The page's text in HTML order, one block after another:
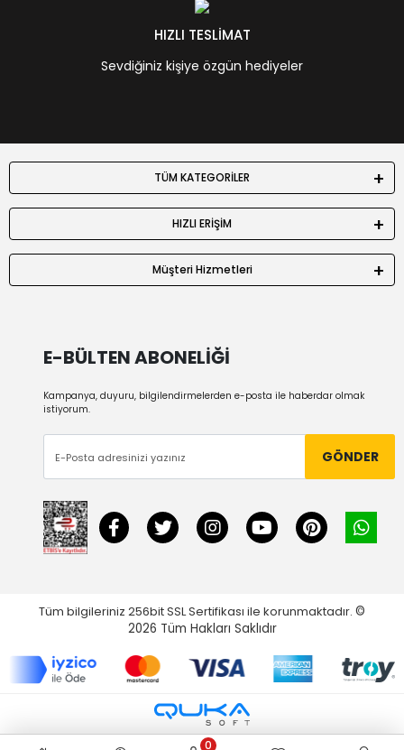
HIZLI TESLİMAT
Sevdiğiniz kişiye özgün hediyeler
TÜM KATEGORİLER
HIZLI ERİŞİM
Müşteri Hizmetleri
E-BÜLTEN ABONELİĞİ
Kampanya, duyuru, bilgilendirmelerden e-posta ile haberdar olmak
istiyorum.
GÖNDER
Tüm bilgileriniz 256bit SSL Sertifikası ile korunmaktadır. ©
2026 Tüm Hakları Saklıdır
0